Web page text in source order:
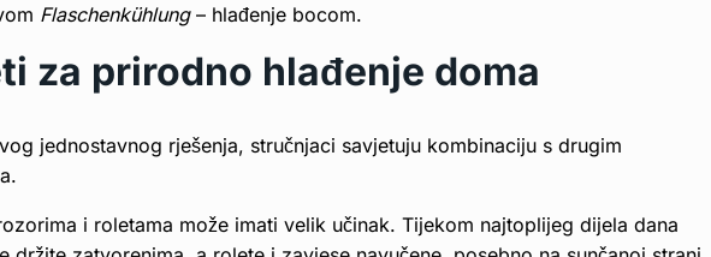
Flaschenkühlung– hlađenje bocom.
za prirodno hlađenje doma
jednostavnog rješenja, stručnjaci savjetuju kombinaciju s drugim
i roletama može imati velik učinak. Tijekom najtoplijeg dijela dana